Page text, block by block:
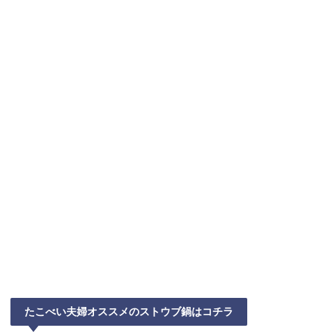
たこべい夫婦オススメのストウブ鍋はコチラ